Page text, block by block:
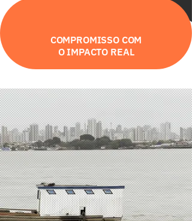
COMPROMISSO COM
O IMPACTO REAL